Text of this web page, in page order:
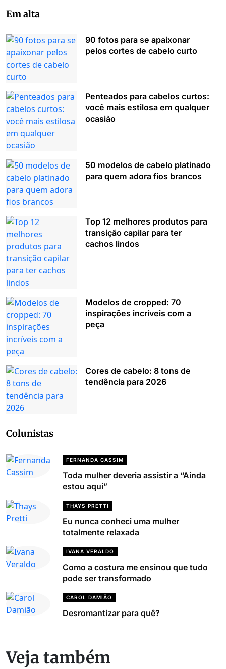
Em alta
90 fotos para se apaixonar
pelos cortes de cabelo curto
Penteados para cabelos curtos:
você mais estilosa em qualquer
ocasião
50 modelos de cabelo platinado
para quem adora fios brancos
Top 12 melhores produtos para
transição capilar para ter
cachos lindos
Modelos de cropped: 70
inspirações incríveis com a
peça
Cores de cabelo: 8 tons de
tendência para 2026
Colunistas
FERNANDA CASSIM
Toda mulher deveria assistir a “Ainda
estou aqui”
THAYS PRETTI
Eu nunca conheci uma mulher
totalmente relaxada
IVANA VERALDO
Como a costura me ensinou que tudo
pode ser transformado
CAROL DAMIÃO
Desromantizar para quê?
Veja também